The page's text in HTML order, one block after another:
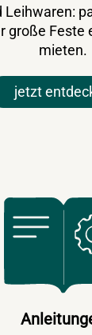
große Feste
mieten.
jetzt